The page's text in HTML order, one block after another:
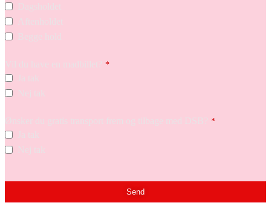
*
*
Send